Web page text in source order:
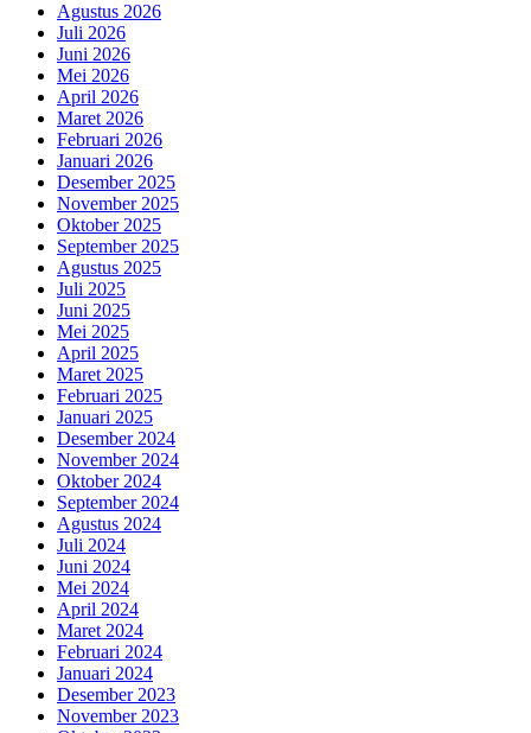
Agustus 2026
Juli 2026
Juni 2026
Mei 2026
April 2026
Maret 2026
Februari 2026
Januari 2026
Desember 2025
November 2025
Oktober 2025
September 2025
Agustus 2025
Juli 2025
Juni 2025
Mei 2025
April 2025
Maret 2025
Februari 2025
Januari 2025
Desember 2024
November 2024
Oktober 2024
September 2024
Agustus 2024
Juli 2024
Juni 2024
Mei 2024
April 2024
Maret 2024
Februari 2024
Januari 2024
Desember 2023
November 2023